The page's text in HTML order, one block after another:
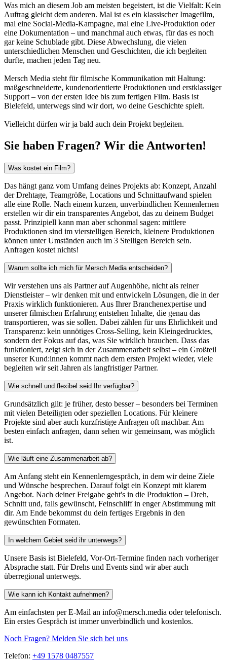
Was mich an diesem Job am meisten begeistert, ist die Vielfalt: Kein
Auftrag gleicht dem anderen. Mal ist es ein klassischer Imagefilm,
mal eine Social-Media-Kampagne, mal eine Live-Produktion oder
eine Dokumentation – und manchmal auch etwas, für das es noch
gar keine Schublade gibt. Diese Abwechslung, die vielen
unterschiedlichen Menschen und Geschichten, die ich begleiten
durfte, machen jeden Tag neu.
Mersch Media steht für filmische Kommunikation mit Haltung:
maßgeschneiderte, kundenorientierte Produktionen und erstklassiger
Support – von der ersten Idee bis zum fertigen Film. Basis ist
Bielefeld, unterwegs sind wir dort, wo deine Geschichte spielt.
Vielleicht dürfen wir ja bald auch dein Projekt begleiten.
Sie haben Fragen? Wir die Antworten!
Was kostet ein Film?
Das hängt ganz vom Umfang deines Projekts ab: Konzept, Anzahl
der Drehtage, Teamgröße, Locations und Schnittaufwand spielen
alle eine Rolle. Nach einem kurzen, unverbindlichen Kennenlernen
erstellen wir dir ein transparentes Angebot, das zu deinem Budget
passt. Prinzipiell kann man aber schonmal sagen: mittlere
Produktionen sind im vierstelligen Bereich, kleinere Produktionen
können unter Umständen auch im 3 Stelligen Bereich sein.
Anfragen kostet nichts!
Warum sollte ich mich für Mersch Media entscheiden?
Wir verstehen uns als Partner auf Augenhöhe, nicht als reiner
Dienstleister – wir denken mit und entwickeln Lösungen, die in der
Praxis wirklich funktionieren. Aus Ihrer Branchenexpertise und
unserer filmischen Erfahrung entstehen Inhalte, die genau das
transportieren, was sie sollen. Dabei zählen für uns Ehrlichkeit und
Transparenz: kein unnötiges Cross-Selling, kein Kleingedrucktes,
sondern der Fokus auf das, was Sie wirklich brauchen. Dass das
funktioniert, zeigt sich in der Zusammenarbeit selbst – ein Großteil
unserer Kund:innen kommt nach dem ersten Projekt wieder, viele
begleiten wir seit Jahren als langfristiger Partner.
Wie schnell und flexibel seid Ihr verfügbar?
Grundsätzlich gilt: je früher, desto besser – besonders bei Terminen
mit vielen Beteiligten oder speziellen Locations. Für kleinere
Projekte sind aber auch kurzfristige Anfragen oft machbar. Am
besten einfach anfragen, dann sehen wir gemeinsam, was möglich
ist.
Wie läuft eine Zusammenarbeit ab?
Am Anfang steht ein Kennenlerngespräch, in dem wir deine Ziele
und Wünsche besprechen. Darauf folgt ein Konzept mit klarem
Angebot. Nach deiner Freigabe geht's in die Produktion – Dreh,
Schnitt und, falls gewünscht, Feinschliff in enger Abstimmung mit
dir. Am Ende bekommst du dein fertiges Ergebnis in den
gewünschten Formaten.
In welchem Gebiet seid ihr unterwegs?
Unsere Basis ist Bielefeld, Vor-Ort-Termine finden nach vorheriger
Absprache statt. Für Drehs und Events sind wir aber auch
überregional unterwegs.
Wie kann ich Kontakt aufnehmen?
Am einfachsten per E-Mail an info@mersch.media oder telefonisch.
Ein erstes Gespräch ist immer unverbindlich und kostenlos.
Noch Fragen? Melden Sie sich bei uns
Telefon: +49 1578 0487557